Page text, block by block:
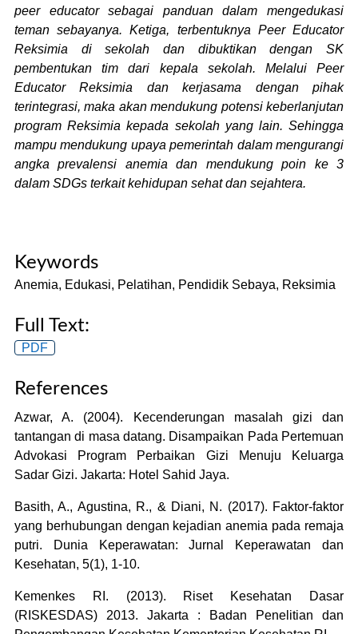
peer educator sebagai panduan dalam mengedukasi
teman sebayanya. Ketiga, terbentuknya Peer Educator
Reksimia di sekolah dan dibuktikan dengan SK
pembentukan tim dari kepala sekolah.
Melalui Peer
Educator Reksimia dan kerjasama dengan pihak
terintegrasi, maka akan mendukung potensi keberlanjutan
program Reksimia kepada sekolah yang lain. Sehingga
mampu mendukung upaya pemerintah dalam mengurangi
angka prevalensi anemia dan mendukung poin ke 3
dalam SDGs terkait kehidupan sehat dan sejahtera.
Keywords
Anemia, Edukasi, Pelatihan, Pendidik Sebaya, Reksimia
Full Text:
PDF
References
Azwar, A. (2004). Kecenderungan masalah gizi dan
tantangan di masa datang. Disampaikan Pada Pertemuan
Advokasi Program Perbaikan Gizi Menuju Keluarga
Sadar Gizi. Jakarta: Hotel Sahid Jaya.
Basith, A., Agustina, R., & Diani, N. (2017). Faktor-faktor
yang berhubungan dengan kejadian anemia pada remaja
putri. Dunia Keperawatan: Jurnal Keperawatan dan
Kesehatan, 5(1), 1-10.
Kemenkes RI. (2013). Riset Kesehatan Dasar
(RISKESDAS) 2013. Jakarta : Badan Penelitian dan